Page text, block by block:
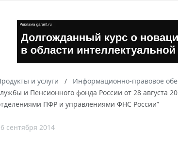
и услуги Информационно-правовое
и Пенсионного фонда России от 28 августа
ПФР и управлениями ФНС России”
сентября 2014